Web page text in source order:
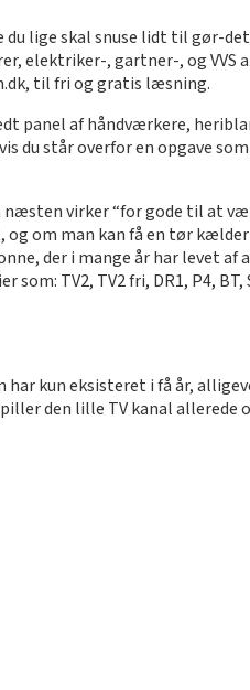
lige skal snuse lidt til gør-
elektriker-, gartner-, og VVS
til fri og gratis læsning.
panel af håndværkere,
du står overfor en opgave
virker “for gode til at
og om man kan få en tør
der i mange år har levet af
TV2, TV2 fri, DR1, P4, BT,
har kun eksisteret i få år,
den lille TV kanal allerede